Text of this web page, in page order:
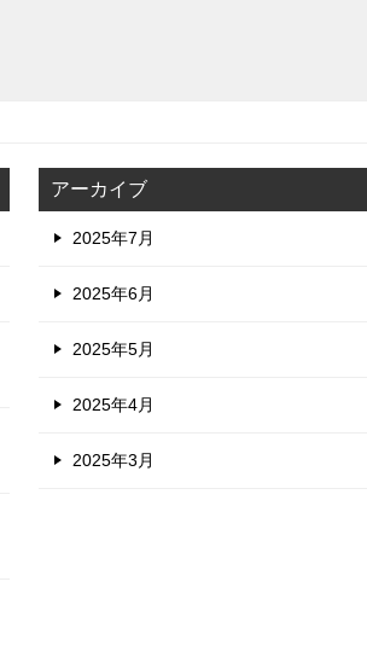
アーカイブ
2025年7月
2025年6月
2025年5月
2025年4月
2025年3月